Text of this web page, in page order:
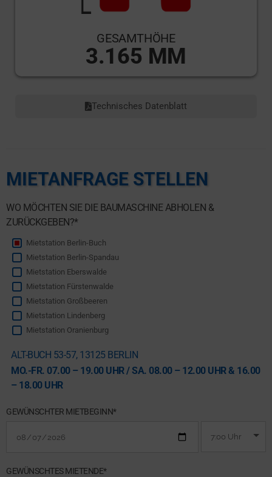
GESAMTHÖHE
3.165 MM
Technisches Datenblatt
MIETANFRAGE STELLEN
WO MÖCHTEN SIE DIE BAUMASCHINE ABHOLEN &
ZURÜCKGEBEN?*
Mietstation Berlin-Buch
Mietstation Berlin-Spandau
Mietstation Eberswalde
Mietstation Fürstenwalde
Mietstation Großbeeren
Mietstation Lindenberg
Mietstation Oranienburg
ALT-BUCH 53-57, 13125 BERLIN
MO.-FR. 07.00 – 19.00 UHR / SA. 08.00 – 12.00 UHR & 16.00
– 18.00 UHR
GEWÜNSCHTER MIETBEGINN*
GEWÜNSCHTES MIETENDE*